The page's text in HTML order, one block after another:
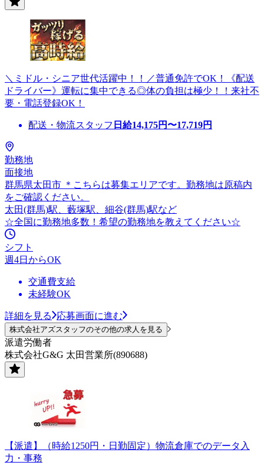
＼ミドル・シニア世代活躍中！！／普通免許でOK！《配送
ドライバー》運転に集中できる◎体の負担は極少！！来社不
要・電話登録OK！
配送・物流スタッフ 日給14,175円〜17,719円
勤務地
面接地
群馬県太田市 ＊こちらは募集エリアです。勤務地は原稿内
をご確認ください。
太田(群馬)駅、藪塚駅、細谷(群馬)駅など
☆全国に勤務地多数！希望の勤務地を教えてください☆
シフト
週4日からOK
交通費支給
未経験OK
詳細を見る 応募画面に進む
株式会社アズスタッフのその他の求人を見る
派遣労働者
株式会社G&G 太田営業所(890688)
【派遣】（時給1250円・日勤固定）物流倉庫でのデータ入
力・事務